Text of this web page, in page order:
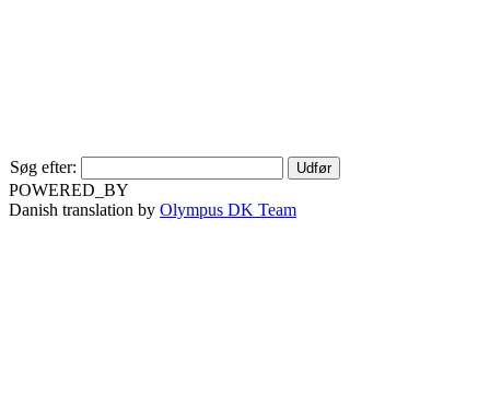
Søg efter:
POWERED_BY
Danish translation by Olympus DK Team